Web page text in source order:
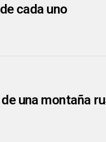
cada uno
una montaña